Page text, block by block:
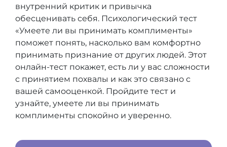
внутренний критик и привычка
обесценивать себя. Психологический тест
«Умеете ли вы принимать комплименты»
поможет понять, насколько вам комфортно
принимать признание от других людей. Этот
онлайн-тест покажет, есть ли у вас сложности
с принятием похвалы и как это связано с
вашей самооценкой. Пройдите тест и
узнайте, умеете ли вы принимать
комплименты спокойно и уверенно.